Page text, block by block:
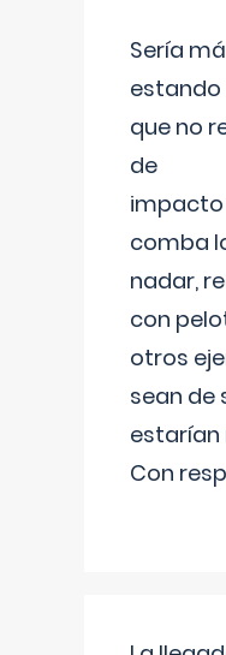
Sería
que no
de
impacto
comba
nadar,
con
otros
sean de
estarían
Con